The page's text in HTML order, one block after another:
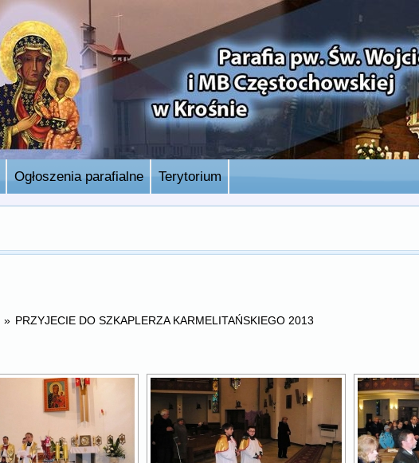
Ogłoszenia parafialne Terytorium
» PRZYJECIE DO SZKAPLERZA KARMELITAŃSKIEGO 2013